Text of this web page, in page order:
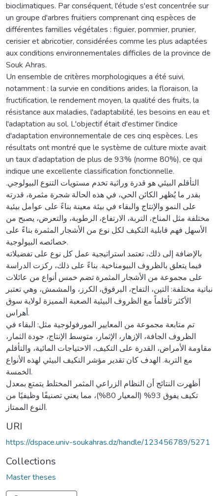
bioclimatiques. Par conséquent, l'étude s'est concentrée sur
un groupe d'arbres fruitiers comprenant cinq espèces de
différentes familles végétales : figuier, pommier, prunier,
cerisier et abricotier, considérées comme les plus adaptées
aux conditions environnementales difficiles de la province de
Souk Ahras.
Un ensemble de critères morphologiques a été suivi,
notamment : la survie en conditions arides, la floraison, la
fructification, le rendement moyen, la qualité des fruits, la
résistance aux maladies, l'adaptabilité, les besoins en eau et
l'adaptation au sol. L'objectif était d'estimer l'indice
d'adaptation environnementale de ces cinq espèces. Les
résultats ont montré que le système de culture mixte avait
un taux d’adaptation de plus de 93% (norme 80%), ce qui
indique une excellente classification fonctionnelle.
التأقلم البيئي هو قدرة وراثية تخدم مستويات التنوع البيولوجي.
بقدر ما يُظهر الكائن الحي، في هذه الحالة شجرة مثمرة، قدرته
على النمو والإنتاج والبقاء في بيئة معينة بناءً على عوامل بيئية
مختلفة مثل المناخ، التربة، الارتفاع، الرطوبة، والتعرض، يصبح من
الأسهل فهم قابلية التكيف لكل نوع من الأشجار المثمرة بناءً على
خصائصه البيولوجية.
بالإضافة إلى ذلك، تعتمد استراتيجية عمل كل نوع على تفضيلاته
فيما يتعلق بالظروف البيومناخية. بناءً على ذلك، ركزت الدراسة
على مجموعة من الأشجار المثمرة تضم خمس أنواع من عائلات
نباتية مختلفة: التين، التفاح، البرقوق، الكرز، والمشمش، وهي تعتبر
الأكثر تأقلماً مع الظروف البيئية الصعبة المميزة لولاية سوق
أهراس.
تم متابعة مجموعة من المعايير المورفولوجية مثل: البقاء في
الظروف الجافة، الإزهار، الإثمار، متوسط الإنتاج، جودة الثمار،
مقاومة الأمراض، القدرة على التكيف، الاحتياجات المائية، والتأقلم
مع التربة. الهدف كان تقدير مؤشر التكيف البيئي لهذه الأنواع
الخمسة.
أظهرت النتائج أن النظام الزراعي المثمر المختلط يتمتع بمعدل
تكيف يفوق 93% (المعيار 80%)، مما يعني تصنيفًا وظيفيًا من
النوع الممتاز.
URI
https://dspace.univ-soukahras.dz/handle/123456789/5271
Collections
Master theses